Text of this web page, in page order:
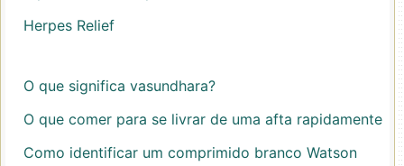
Herpes Relief
O que significa vasundhara?
O que comer para se livrar de uma afta rapidamente
Como identificar um comprimido branco Watson